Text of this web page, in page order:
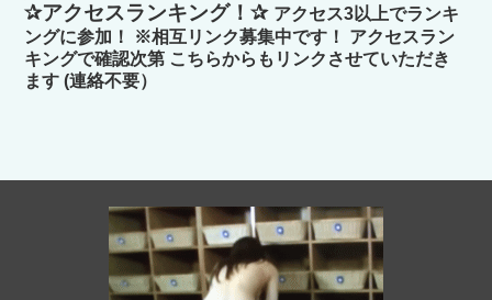
✰アクセスランキング！✰ アクセス3以上でランキ
ングに参加！ ※相互リンク募集中です！ アクセスラン
キングで確認次第 こちらからもリンクさせていただき
ます (連絡不要）